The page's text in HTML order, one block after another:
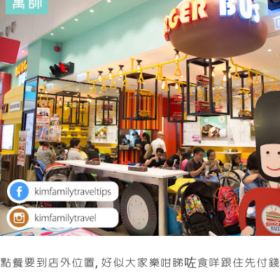
點餐要到店外位置, 好似大家樂咁睇咗食咩跟住先付錢